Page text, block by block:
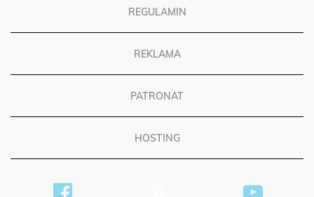
REGULAMIN
REKLAMA
PATRONAT
HOSTING